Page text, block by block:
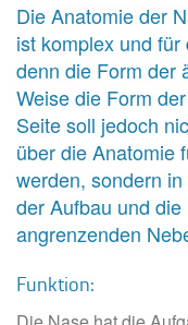
Die Anatomie der
ist komplex und
denn die Form der
Weise die Form
Seite soll jedoch
über die Anatomie
werden, sondern
der Aufbau und
angrenzenden
Funktion: